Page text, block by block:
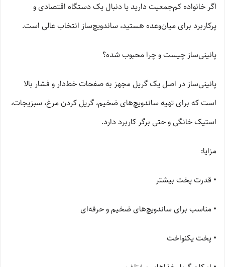
اگر خانواده کم‌جمعیت دارید یا دنبال یک دستگاه اقتصادی و
پرکاربرد برای میان‌وعده هستید، ساندویچ‌ساز انتخاب عالی است.
پانینی‌ساز چیست و چرا محبوب شده؟
پانینی‌ساز در اصل یک گریل مجهز به صفحات خط‌دار و فشار بالا
است که برای تهیه ساندویچ‌های ضخیم، گریل کردن مرغ، سبزیجات،
استیک خانگی و حتی برگر کاربرد دارد.
مزایا:
• قدرت پخت بیشتر
• مناسب برای ساندویچ‌های ضخیم و حرفه‌ای
• پخت یکنواخت